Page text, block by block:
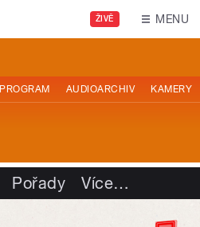
ŽIVĚ MENU
PROGRAM AUDIOARCHIV KAMERY
Pořady Více…